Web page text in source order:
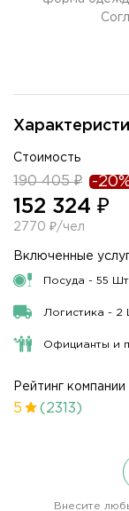
Стоимость
190 405 ₽ -
152 324 ₽
2770 ₽/чел
Включенные
Посуда - 55 Шт
Логистика - 2
Официанты и
Рейтинг компании
5 (2313)
Внесите